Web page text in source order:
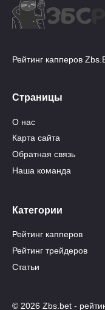
Рейтинг капперов
Страницы
О нас
Карта сайта
Обратная связь
Наша команда
Категории
Рейтинг капперов
Рейтинг трейдеров
Статьи
© 2026 Zbs.bet -